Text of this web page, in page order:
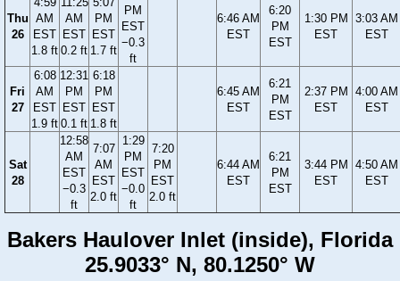
Thu
26
AM
EST
1.8 ft
AM
EST
0.2 ft
PM
EST
1.7 ft
PM
EST
−0.3
ft
6:46 AM
EST
6:20
PM
EST
1:30 PM
EST
3:03 AM
EST
Fri
27
6:08
AM
EST
1.9 ft
12:31
PM
EST
0.1 ft
6:18
PM
EST
1.8 ft
6:45 AM
EST
6:21
PM
EST
2:37 PM
EST
4:00 AM
EST
Sat
28
12:58
AM
EST
−0.3
ft
7:07
AM
EST
2.0 ft
1:29
PM
EST
−0.0
ft
7:20
PM
EST
2.0 ft
6:44 AM
EST
6:21
PM
EST
3:44 PM
EST
4:50 AM
EST
Bakers Haulover Inlet (inside), Florida
25.9033° N, 80.1250° W